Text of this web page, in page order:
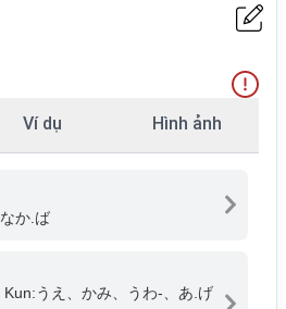
Ví dụ Hình ảnh
なか.ば
Kun:うえ、かみ、うわ-、あ.げ